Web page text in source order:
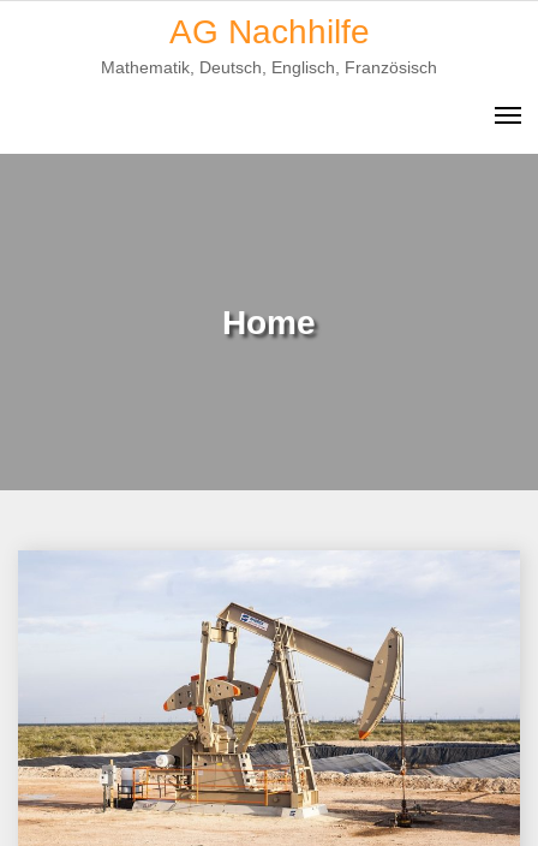
AG Nachhilfe
Mathematik, Deutsch, Englisch, Französisch
Home